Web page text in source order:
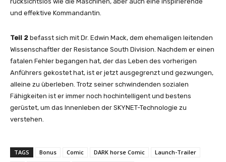
und effektive Kommandantin.
Teil 2 befasst sich mit Dr. Edwin Mack, dem ehemaligen leitenden
Wissenschaftler der Resistance South Division. Nachdem er einen
fatalen Fehler begangen hat, der das Leben des vorherigen
Anführers gekostet hat, ist er jetzt ausgegrenzt und gezwungen,
alleine zu überleben. Trotz seiner schwindenden sozialen
Fähigkeiten ist er immer noch hochintelligent und bestens
gerüstet, um das Innenleben der SKYNET-Technologie zu
verstehen.
TAGS Bonus Comic DARK horse Comic
Launch-Trailer